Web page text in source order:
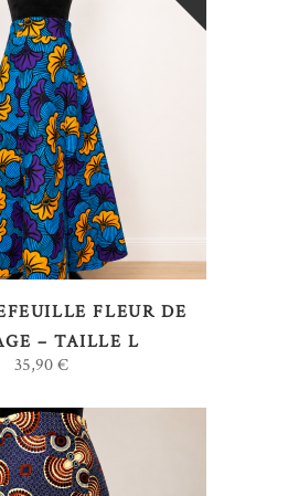
LA SUITE
FLEUR DE
– TAILLE L
35,90€